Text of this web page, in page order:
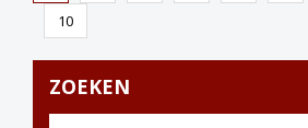
10
ZOEKEN